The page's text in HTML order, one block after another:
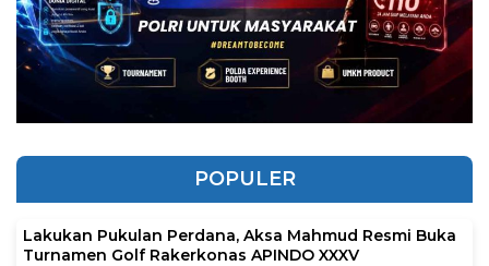
POPULER
Lakukan Pukulan Perdana, Aksa Mahmud Resmi Buka
Turnamen Golf Rakerkonas APINDO XXXV